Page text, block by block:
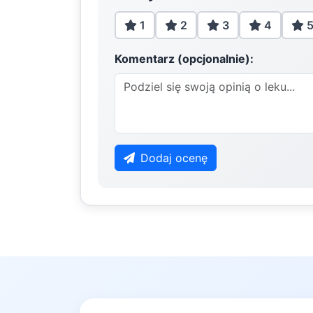
1 2 3 4 5
Komentarz (opcjonalnie):
Dodaj ocenę